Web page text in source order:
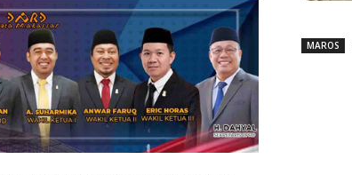
MAROS